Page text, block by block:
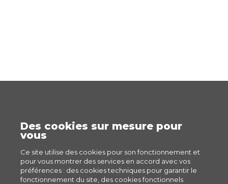
Des cookies sur mesure pour
vous
Ce site utilise des cookies pour son fonctionnement et
pour vous montrer des services en accord avec vos
préférences : des cookies techniques pour garantir le
fonctionnement du site, des cookies fonctionnels